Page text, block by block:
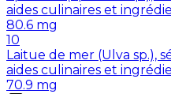
aides culinaires et
80.6 mg
10
Laitue de mer (Ulva sp.),
aides culinaires et
70.9 mg